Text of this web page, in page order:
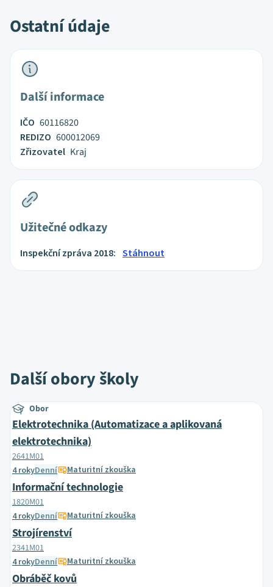
Ostatní údaje
Další informace
IČO 60116820
REDIZO 600012069
Zřizovatel Kraj
Užitečné odkazy
Inspekční zpráva 2018: Stáhnout
Další obory školy
Obor
Elektrotechnika (Automatizace a aplikovaná
elektrotechnika)
2641M01
4 rokyDenní Maturitní zkouška
Informační technologie
1820M01
4 rokyDenní Maturitní zkouška
Strojírenství
2341M01
4 rokyDenní Maturitní zkouška
Obráběč kovů